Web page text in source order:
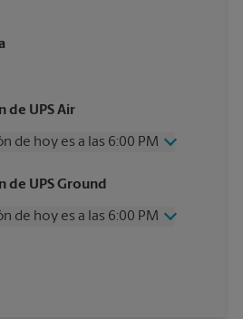
de UPS Air
de hoy es a las 6:00 PM
de UPS Ground
de hoy es a las 6:00 PM